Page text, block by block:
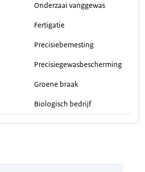
Onderzaai vanggewas
Fertigatie
Precisiebemesting
Precisiegewasbescherming
Groene braak
Biologisch bedrijf